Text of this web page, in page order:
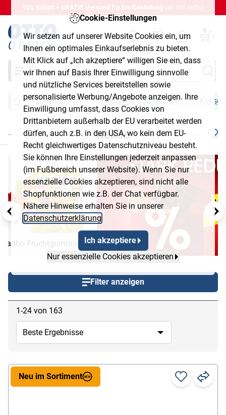
Cookie-Einstellungen
Wir setzen auf unserer Website Cookies ein, um
Ihnen ein optimales Einkaufserlebnis zu bieten.
Mit Klick auf „Ich akzeptiere“ willigen Sie ein, dass
wir Ihnen auf Basis Ihrer Einwilligung sinnvolle
und nützliche Services bereitstellen sowie
personalisierte Werbung/Angebote anzeigen. Ihre
Einwilligung umfasst, dass Cookies von
Drittanbietern außerhalb der EU verarbeitet werden
dürfen, auch z.B. in den USA, wo kein dem EU-
Recht gleichwertiges Datenschutzniveau besteht.
Sie können Ihre Einstellungen jederzeit anpassen
(im Fußbereich unserer Website). Wenn Sie nur
essenzielle Cookies akzeptieren, sind nicht alle
Shopfunktionen wie z.B. der Chat verfügbar.
Nähere Hinweise erhalten Sie in unserer
Datenschutzerklärung
Ich akzeptiere
Nur essenzielle Cookies akzeptieren
10% Rabatt + GRATIS Versand für Erstbestellung (ab 49€ netto)
0
Suche
Lebensmittel Gebäck & Süßigkeiten Kekse
Kekse
Haribo Fruchtgummis
Filter anzeigen
1-24 von 163
Neu im Sortiment